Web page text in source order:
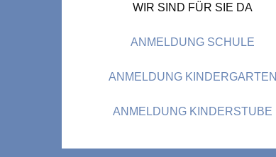
WIR SIND FÜR SIE DA
ANMELDUNG SCHULE
ANMELDUNG KINDERGARTEN
ANMELDUNG KINDERSTUBE